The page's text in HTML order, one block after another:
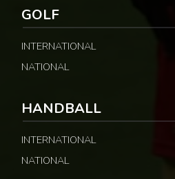
GOLF
INTERNATIONAL
NATIONAL
HANDBALL
INTERNATIONAL
NATIONAL